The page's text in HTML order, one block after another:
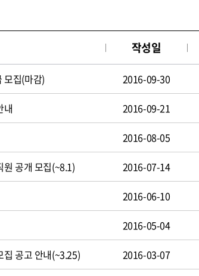
작성일
모집(마감) 2016-09-30
내 2016-09-21
2016-08-05
공개 모집(~8.1) 2016-07-14
2016-06-10
2016-05-04
공고 안내(~3.25) 2016-03-07